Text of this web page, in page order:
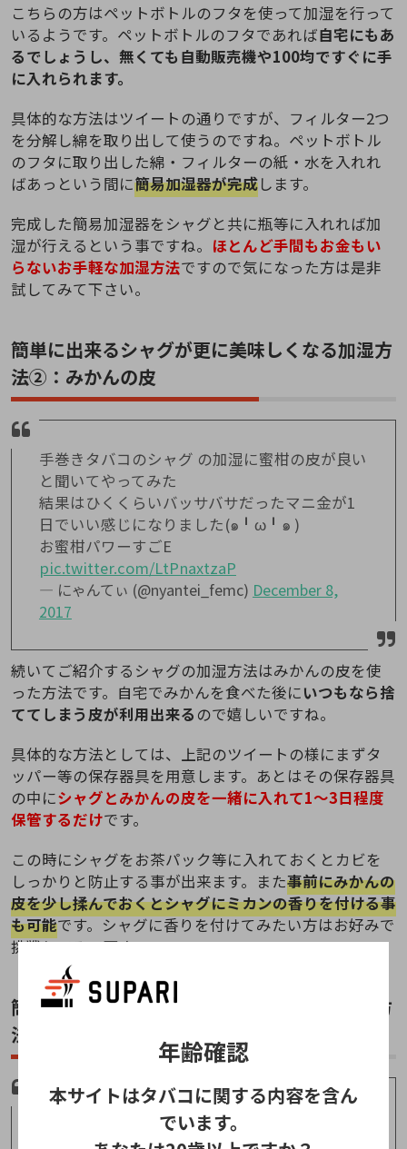
こちらの方はペットボトルのフタを使って加湿を行って
いるようです。ペットボトルのフタであれば自宅にもあ
るでしょうし、無くても自動販売機や100均ですぐに手
に入れられます。
具体的な方法はツイートの通りですが、フィルター2つ
を分解し綿を取り出して使うのですね。ペットボトル
のフタに取り出した綿・フィルターの紙・水を入れれ
ばあっという間に簡易加湿器が完成します。
完成した簡易加湿器をシャグと共に瓶等に入れれば加
湿が行えるという事ですね。 ほとんど手間もお金もい
らないお手軽な加湿方法ですので気になった方は是非
試してみて下さい。
簡単に出来るシャグが更に美味しくなる加湿方
法②：みかんの皮
手巻きタバコのシャグ の加湿に蜜柑の皮が良い
と聞いてやってみた
結果はひくくらいバッサバサだったマニ金が1
日でいい感じになりました(๑╹ω╹๑ )
お蜜柑パワーすごE
pic.twitter.com/LtPnaxtzaP
— にゃんてぃ (@nyantei_femc) December 8,
2017
続いてご紹介するシャグの加湿方法はみかんの皮を使
った方法です。自宅でみかんを食べた後にいつもなら捨
ててしまう皮が利用出来る ので嬉しいですね。
具体的な方法としては、上記のツイートの様にまずタ
ッパー等の保存器具を用意します。あとはその保存器具
の中にシャグとみかんの皮を一緒に入れて1～3日程度
保管するだけです。
この時にシャグをお茶パック等に入れておくとカビを
しっかりと防止する事が出来ます。また事前にみかんの
皮を少し揉んでおくとシャグにミカンの香りを付ける事
も可能です。シャグに香りを付けてみたい方はお好みで
挑戦してみて下さい。
簡単に出来るシャグが更に美味しくなる加湿方
法③：ヒュミドールや加湿石
最近はヴェポライザーで使うシャグを加湿し始
めた。タッパーに入れたシャグの中に適当な小
年齢確認
本サイトはタバコに関する内容を含ん
でいます。